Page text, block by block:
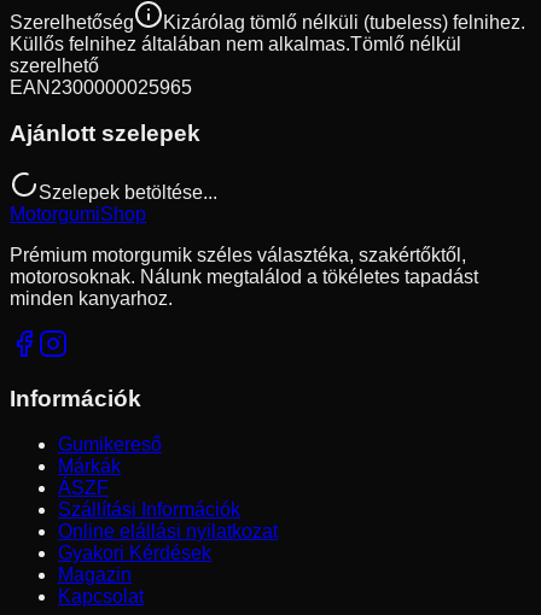
Szerelhetőség
Kizárólag tömlő nélküli (tubeless) felnihez.
Küllős felnihez általában nem alkalmas.Tömlő nélkül
szerelhető
EAN 2300000025965
Ajánlott szelepek
Szelepek betöltése...
MotorgumiShop
Prémium motorgumik széles választéka, szakértőktől,
motorosoknak. Nálunk megtalálod a tökéletes tapadást
minden kanyarhoz.
Információk
Gumikereső
Márkák
ÁSZF
Szállítási Információk
Online elállási nyilatkozat
Gyakori Kérdések
Magazin
Kapcsolat